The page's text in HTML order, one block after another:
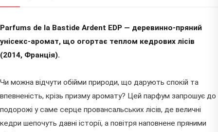
Parfums de la Bastide Ardent EDP — деревинно-пряний
унісекс-аромат, що огортає теплом кедрових лісів
(2014, Франція).
Чи можна відчути обійми природи, що дарують спокій та
впевненість, крізь призму аромату? Цей парфум запрошує до
подорожі у саме серце провансальських лісів, де величні
кедри шепочуть давні історії, а повітря наповнене пряними